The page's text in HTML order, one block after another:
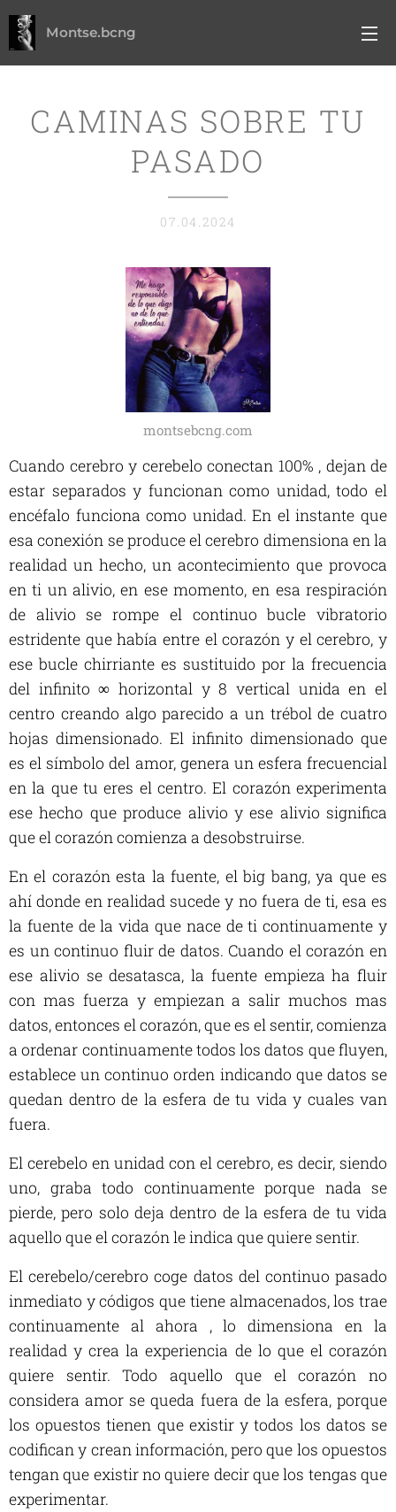
Montse.bcng
CAMINAS SOBRE TU
PASADO
07.04.2024
montsebcng.com
Cuando cerebro y cerebelo conectan 100% , dejan de
estar separados y funcionan como unidad, todo el
encéfalo funciona como unidad. En el instante que
esa conexión se produce el cerebro dimensiona en la
realidad un hecho, un acontecimiento que provoca
en ti un alivio, en ese momento, en esa respiración
de alivio se rompe el continuo bucle vibratorio
estridente que había entre el corazón y el cerebro, y
ese bucle chirriante es sustituido por la frecuencia
del infinito ∞ horizontal y 8 vertical unida en el
centro creando algo parecido a un trébol de cuatro
hojas dimensionado. El infinito dimensionado que
es el símbolo del amor, genera un esfera frecuencial
en la que tu eres el centro. El corazón experimenta
ese hecho que produce alivio y ese alivio significa
que el corazón comienza a desobstruirse.
En el corazón esta la fuente, el big bang, ya que es
ahí donde en realidad sucede y no fuera de ti, esa es
la fuente de la vida que nace de ti continuamente y
es un continuo fluir de datos. Cuando el corazón en
ese alivio se desatasca, la fuente empieza ha fluir
con mas fuerza y empiezan a salir muchos mas
datos, entonces el corazón, que es el sentir, comienza
a ordenar continuamente todos los datos que fluyen,
establece un continuo orden indicando que datos se
quedan dentro de la esfera de tu vida y cuales van
fuera.
El cerebelo en unidad con el cerebro, es decir, siendo
uno, graba todo continuamente porque nada se
pierde, pero solo deja dentro de la esfera de tu vida
aquello que el corazón le indica que quiere sentir.
El cerebelo/cerebro coge datos del continuo pasado
inmediato y códigos que tiene almacenados, los trae
continuamente al ahora , lo dimensiona en la
realidad y crea la experiencia de lo que el corazón
quiere sentir. Todo aquello que el corazón no
considera amor se queda fuera de la esfera, porque
los opuestos tienen que existir y todos los datos se
codifican y crean información, pero que los opuestos
tengan que existir no quiere decir que los tengas que
experimentar.